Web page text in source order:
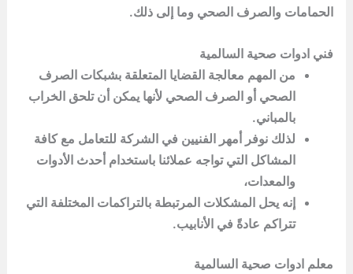
الحمامات والصرف الصحي وما إلى ذلك.
فني ادوات صحية السالمية
من المهم معالجة القضايا المتعلقة بشبكات الصرف
الصحي أو الصرف الصحي لأنها يمكن أن تلحق الخراب
بالمباني.
لذلك نوفر أمهر الفنيين في الشركة للتعامل مع كافة
المشاكل التي تواجه عملائنا باستخدام أحدث الأدوات
والمعدات،
إنه يحل المشكلات المرتبطة بالتراكمات المختلفة التي
تتراكم عادةً في الأنابيب.
معلم ادوات صحية السالمية